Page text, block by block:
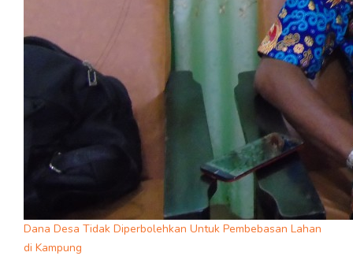
Dana Desa Tidak Diperbolehkan Untuk Pembebasan Lahan
di Kampung